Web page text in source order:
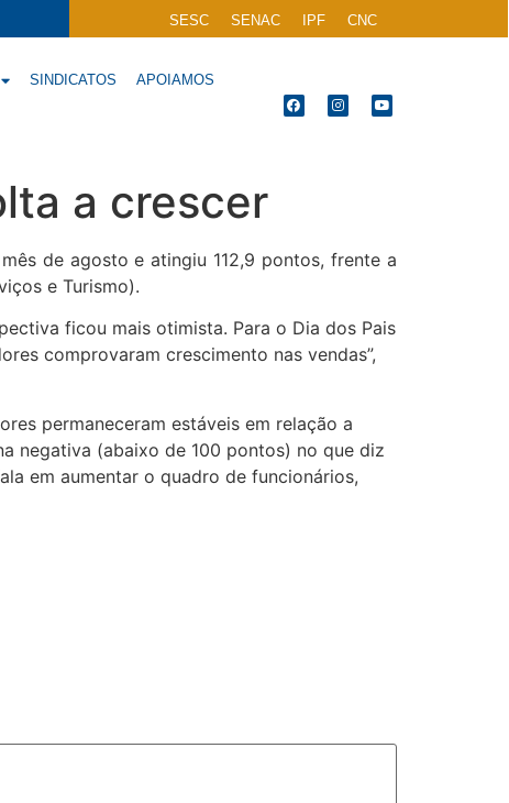
SESC SENAC IPF CNC
SINDICATOS APOIAMOS
a crescer
de agosto e atingiu 112,9 pontos, frente a
e Turismo).
ficou mais otimista. Para o Dia dos Pais
comprovaram crescimento nas vendas”,
permaneceram estáveis em relação a
negativa (abaixo de 100 pontos) no que diz
em aumentar o quadro de funcionários,